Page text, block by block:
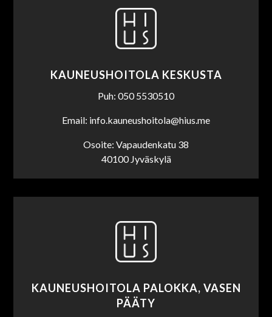
KAUNEUSHOITOLA KESKUSTA
Puh: 050 5530510
Email: info.kauneushoitola@hius.me
Osoite: Vapaudenkatu 38
40100 Jyväskylä
KAUNEUSHOITOLA PALOKKA, VASEN
PÄÄTY